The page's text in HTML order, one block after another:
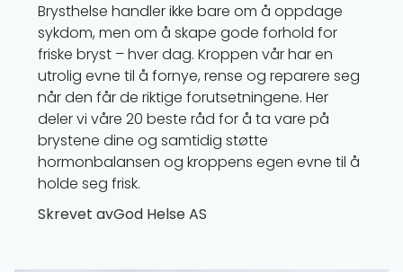
Brysthelse handler ikke bare om å oppdage
sykdom, men om å skape gode forhold for
friske bryst – hver dag. Kroppen vår har en
utrolig evne til å fornye, rense og reparere seg
når den får de riktige forutsetningene. Her
deler vi våre 20 beste råd for å ta vare på
brystene dine og samtidig støtte
hormonbalansen og kroppens egen evne til å
holde seg frisk.
Skrevet avGod Helse AS